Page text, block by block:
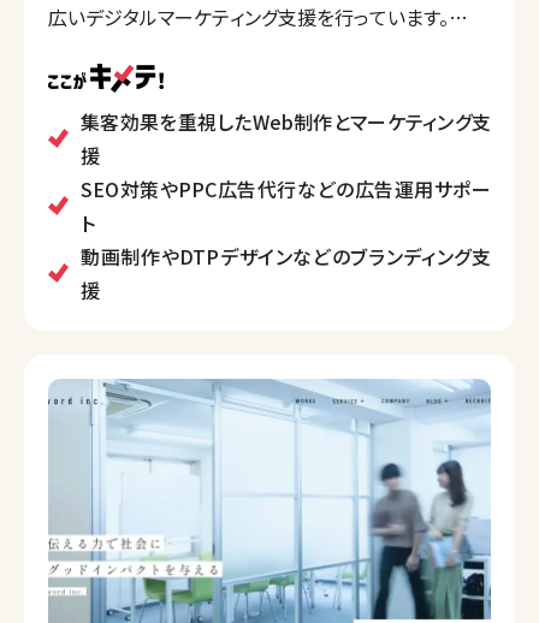
広いデジタルマーケティング支援を行っています。
広告代行、動画制作、DTPデザイン（印刷物制作）など、
総合的なブランディング支援を提供している点が特徴
です。また、保守伴走契約やドメイン管理など、運用サ
ポートにも力を入れています。
集客効果を重視したWeb制作とマーケティング支
援
SEO対策やPPC広告代行などの広告運用サポー
ト
動画制作やDTPデザインなどのブランディング支
援